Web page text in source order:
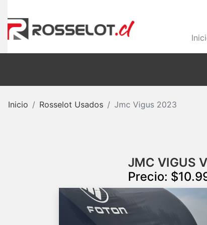
Inicio Rosselot Usados Jmc Vigus 2023
JMC VIGUS
Precio: